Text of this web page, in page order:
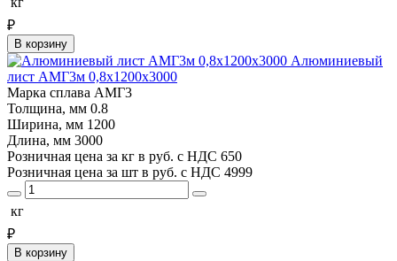
₽
В корзину
Алюминиевый
лист АМГ3м 0,8х1200х3000
Марка сплава АМГ3
Толщина, мм 0.8
Ширина, мм 1200
Длина, мм 3000
Розничная цена за кг в руб. с НДС 650
Розничная цена за шт в руб. с НДС 4999
кг
₽
В корзину